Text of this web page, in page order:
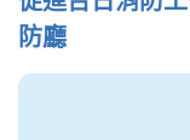
防廳